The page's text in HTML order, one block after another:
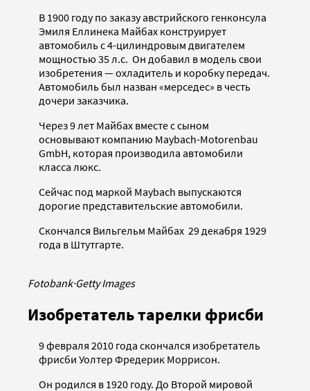
В 1900 году по заказу австрийского генконсула
Эмиля Еллинека Майбах конструирует
автомобиль с 4-цилиндровым двигателем
мощностью 35 л.с. Он добавил в модель свои
изобретения — охладитель и коробку передач.
Автомобиль был назван «мерседес» в честь
дочери заказчика.
Через 9 лет Майбах вместе с сыном
основывают компанию Maybach-Motorenbau
GmbH, которая производила автомобили
класса люкс.
Сейчас под маркой Maybach выпускаются
дорогие представительские автомобили.
Скончался Вильгельм Майбах 29 декабря 1929
года в Штутгарте.
Fotobank·Getty Images
Изобретатель тарелки фрисби
9 февраля 2010 года скончался изобретатель
фрисби Уолтер Фредерик Моррисон.
Он родился в 1920 году. До Второй мировой